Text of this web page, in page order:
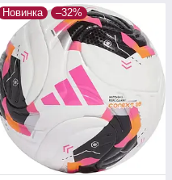
Новинка –32%